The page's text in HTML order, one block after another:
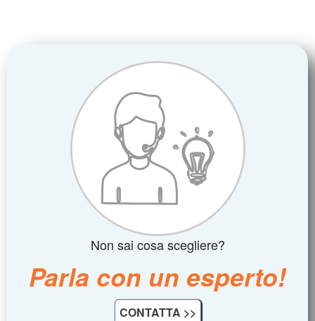
Non sai cosa scegliere?
Parla con un esperto!
CONTATTA >>